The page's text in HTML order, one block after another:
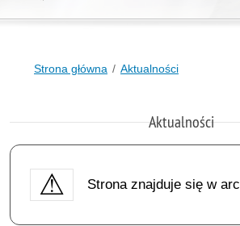
Strona główna Aktualności
Aktualności
Strona znajduje się w